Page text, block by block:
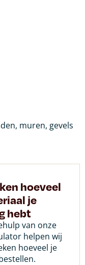
muren, gevels
hoeveel
je
hebt
van onze
helpen wij
hoeveel je